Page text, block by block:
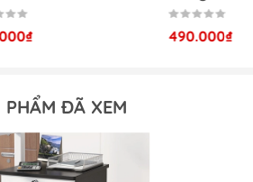
phẩm Hộc di động 3 ngăn -DĐ 10
pháp sử dụng tốt nhất. Thiết kế
và hài lòng. Sản phẩm được
đến cho bạn sự an tâm tuyệt đối
490.000₫
PHẨM ĐÃ XEM